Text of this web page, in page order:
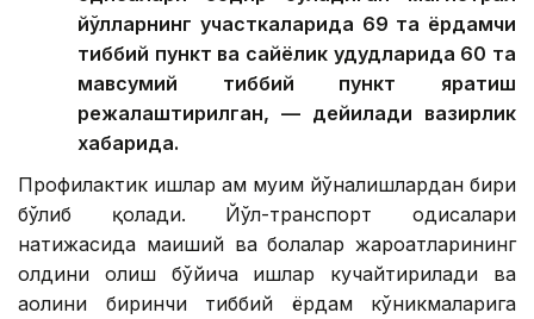
йўлларнинг участкаларида 69 та ёрдамчи
тиббий пункт ва сайёҳлик ҳудудларида 60 та
мавсумий тиббий пункт яратиш
режалаштирилган, — дейилади вазирлик
хабарида.
Профилактик ишлар ҳам муҳим йўналишлардан бири
бўлиб қолади. Йўл-транспорт ҳодисалари
натижасида маиший ва болалар жароҳатларининг
олдини олиш бўйича ишлар кучайтирилади ва
аҳолини биринчи тиббий ёрдам кўникмаларига